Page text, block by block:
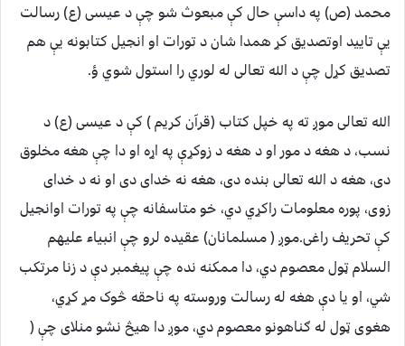
محمد (ص) په داسې حال کې مبعوث شو چې د عیسی (ع) رسالت
یې تایید اوتصدیق کړ همدا شان د تورات او انجیل کتابونه یې هم
تصدیق کړل چې د الله تعالی له لوري را استول شوي ؤ.
الله تعالی موږ ته په خپل کتاب (قرآن کریم ) کې د عیسی (ع) د
نسب، د هغه د مور او د هغه د زوکړې په اړه او دا چې هغه مخلوق
دی، هغه د الله تعالی بنده دی، هغه نه خدای دی او نه د خدای
زوی، پوره معلومات راکړي دي، خو متاسفانه چې په تورات اوانجیل
کې تحریف راغی.موږ ( مسلمانان) عقیده لرو چې انبیاء علیهم
السلام ټول معصوم دي، دا ممکنه نده چې پیغمبر دې د زنا مرتکب
شي، او یا دې هغه له رسالت وروسته په ناحقه څوک مړ کړي،
هغوی ټول له ګناهونو معصوم دي، موږ دا هیڅ نشو منلای چې (